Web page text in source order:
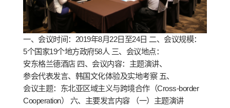
一、会议时间：2019年8月22日至24日 二、会议规模：
5个国家19个地方政府58人 三、会议地点：
安东格兰德酒店 四、会议内容：主题演讲、
参会代表发言、韩国文化体验及实地考察 五、
会议主题：东北亚区域主义与跨境合作（Cross-border
Cooperation） 六、主要发言内容 （一）主题演讲